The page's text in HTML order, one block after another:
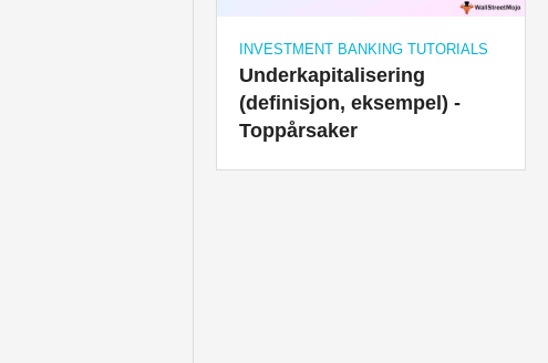
INVESTMENT BANKING TUTORIALS
Underkapitalisering
(definisjon, eksempel) -
Toppårsaker